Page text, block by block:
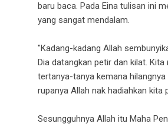
baru baca. Pada Eina tulisan ini
yang sangat mendalam.
"Kadang-kadang Allah
Dia datangkan petir dan kilat.
tertanya-tanya kemana hilangnya
rupanya Allah nak hadiahkan kita
Sesungguhnya Allah itu Maha